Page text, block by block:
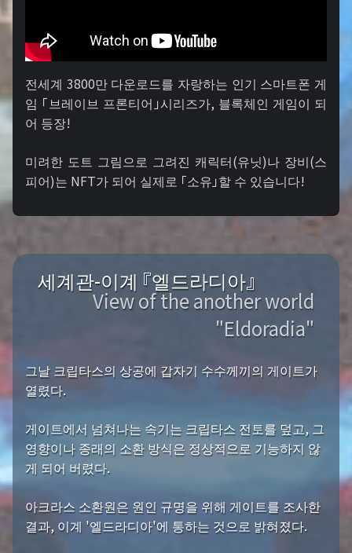
전세계 3800만 다운로드를 자랑하는 인기 스마트폰 게
임 「브레이브 프론티어」시리즈가, 블록체인 게임이 되
어 등장!
미려한 도트 그림으로 그려진 캐릭터(유닛)나 장비(스
피어)는 NFT가 되어 실제로 「소유」할 수 있습니다!
세계관-이계 『엘드라디아』
View of the another world
"Eldoradia"
그날 크립타스의 상공에 갑자기 수수께끼의 게이트가
열렸다.
게이트에서 넘쳐나는 속기는 크립타스 전토를 덮고, 그
영향이나 종래의 소환 방식은 정상적으로 기능하지 않
게 되어 버렸다.
아크라스 소환원은 원인 규명을 위해 게이트를 조사한
결과, 이계 '엘드라디아'에 통하는 것으로 밝혀졌다.